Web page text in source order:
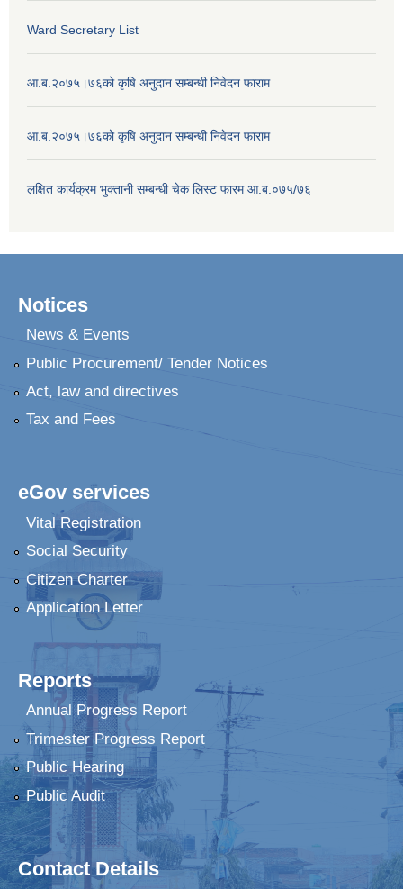
Ward Secretary List
आ.ब.२०७५।७६को कृषि अनुदान सम्बन्धी निवेदन फाराम
आ.ब.२०७५।७६को कृषि अनुदान सम्बन्धी निवेदन फाराम
लक्षित कार्यक्रम भुक्तानी सम्बन्धी चेक लिस्ट फारम आ.ब.०७५/७६
Notices
News & Events
Public Procurement/ Tender Notices
Act, law and directives
Tax and Fees
eGov services
Vital Registration
Social Security
Citizen Charter
Application Letter
Reports
Annual Progress Report
Trimester Progress Report
Public Hearing
Public Audit
Contact Details